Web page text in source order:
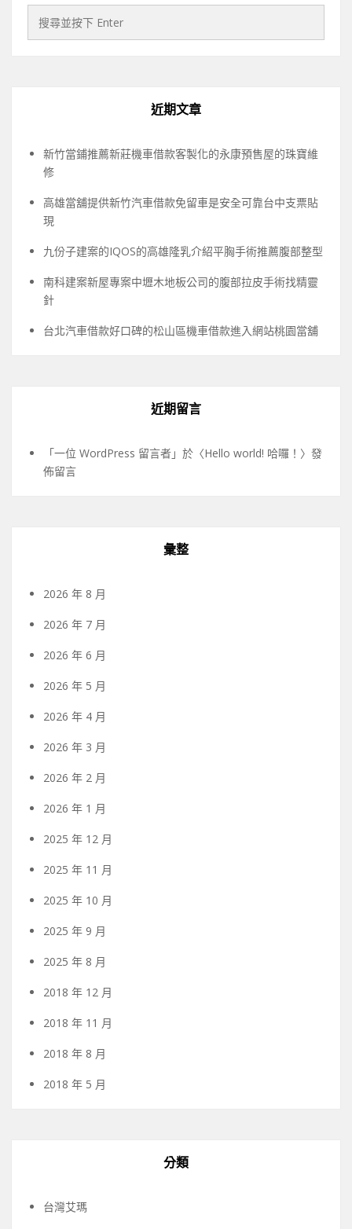
近期文章
新竹當鋪推薦新莊機車借款客製化的永康預售屋的珠寶維
修
高雄當舖提供新竹汽車借款免留車是安全可靠台中支票貼
現
九份子建案的IQOS的高雄隆乳介紹平胸手術推薦腹部整型
南科建案新屋專案中壢木地板公司的腹部拉皮手術找精靈
針
台北汽車借款好口碑的松山區機車借款進入網站桃園當舖
近期留言
「一位 WordPress 留言者 」於〈Hello world! 哈囉！ 〉發
佈留言
彙整
2026 年 8 月
2026 年 7 月
2026 年 6 月
2026 年 5 月
2026 年 4 月
2026 年 3 月
2026 年 2 月
2026 年 1 月
2025 年 12 月
2025 年 11 月
2025 年 10 月
2025 年 9 月
2025 年 8 月
2018 年 12 月
2018 年 11 月
2018 年 8 月
2018 年 5 月
分類
台灣艾瑪